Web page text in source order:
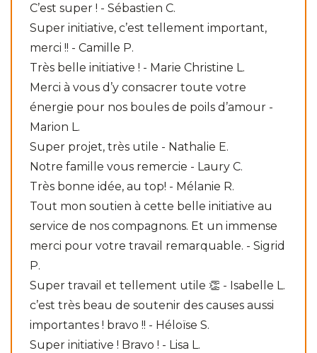
C’est super ! - Sébastien C.
Super initiative, c’est tellement important,
merci !! - Camille P.
Très belle initiative ! - Marie Christine L.
Merci à vous d’y consacrer toute votre
énergie pour nos boules de poils d’amour -
Marion L.
Super projet, très utile - Nathalie E.
Notre famille vous remercie - Laury C.
Très bonne idée, au top! - Mélanie R.
Tout mon soutien à cette belle initiative au
service de nos compagnons. Et un immense
merci pour votre travail remarquable. - Sigrid
P.
Super travail et tellement utile 👏 - Isabelle L.
c’est très beau de soutenir des causes aussi
importantes ! bravo !! - Héloïse S.
Super initiative ! Bravo ! - Lisa L.